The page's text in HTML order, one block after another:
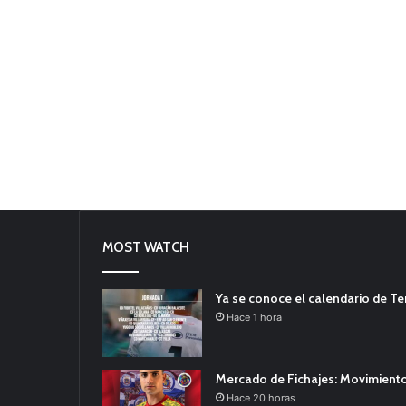
MOST WATCH
Ya se conoce el calendario de
Hace 1 hora
Mercado de Fichajes:
Hace 20 horas